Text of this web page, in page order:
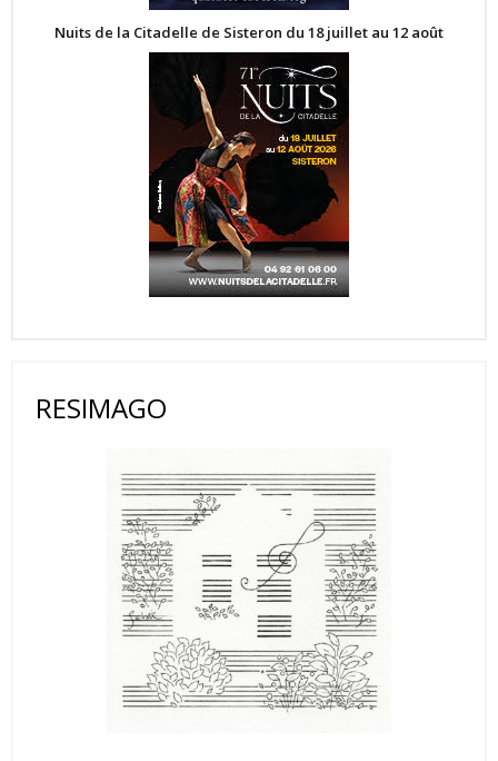
Nuits de la Citadelle de Sisteron du 18 juillet au 12 août
RESIMAGO